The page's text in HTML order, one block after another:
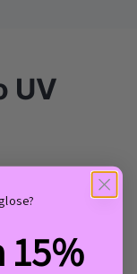
UV
15%